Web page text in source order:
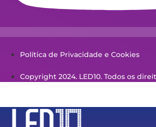
Política de Privacidade e Cookies
Copyright 2024. LED10. Todos os